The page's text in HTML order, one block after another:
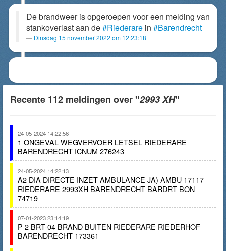
De brandweer is opgeroepen voor een melding van
stankoverlast aan de#Riederare in #Barendrecht
Dinsdag 15 november 2022 om 12:23:18
Recente 112 meldingen over "2993 XH"
24-05-2024 14:22:56
1 ONGEVAL WEGVERVOER LETSEL RIEDERARE
BARENDRECHT ICNUM 276243
24-05-2024 14:22:13
A2 DIA DIRECTE INZET AMBULANCE JA) AMBU 17117
RIEDERARE 2993XH BARENDRECHT BARDRT BON
74719
07-01-2023 23:14:19
P 2 BRT-04 BRAND BUITEN RIEDERARE RIEDERHOF
BARENDRECHT 173361